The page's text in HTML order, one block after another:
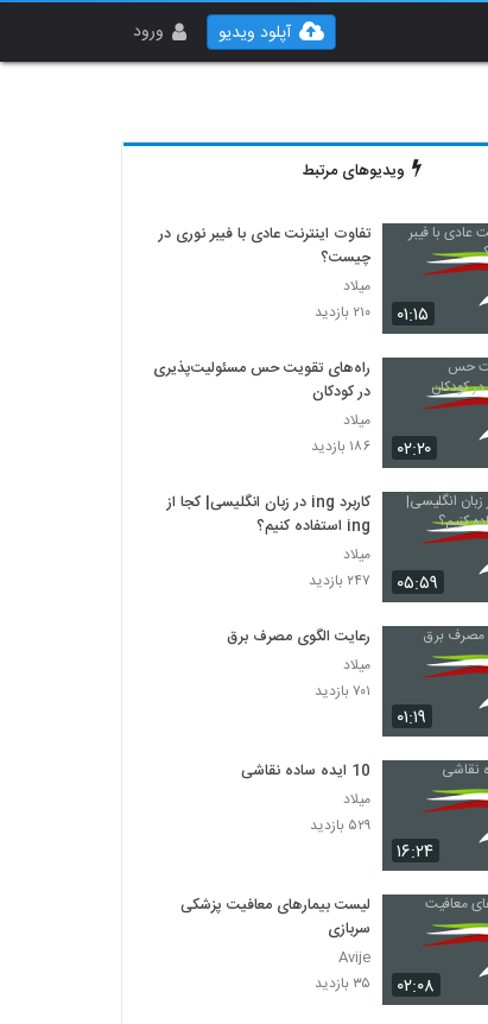
ورود آپلود ویدیو
ویدیوهای مرتبط
۰۱:۱۵
تفاوت اینترنت عادی با فیبر نوری در
چیست؟
میلاد
۲۱۰ بازدید
۰۲:۲۰
راه‌های تقویت حس مسئولیت‌پذیری
در کودکان
میلاد
۱۸۶ بازدید
۰۵:۵۹
کاربرد ing در زبان انگلیسی| کجا از
ing استفاده کنیم؟
میلاد
۲۴۷ بازدید
۰۱:۱۹
رعایت الگوی مصرف برق
میلاد
۷۰۱ بازدید
۱۶:۲۴
10 ایده ساده نقاشی
میلاد
۵۲۹ بازدید
۰۲:۰۸
لیست بیمارهای معافیت پزشکی
سربازی
Avije
۳۵ بازدید